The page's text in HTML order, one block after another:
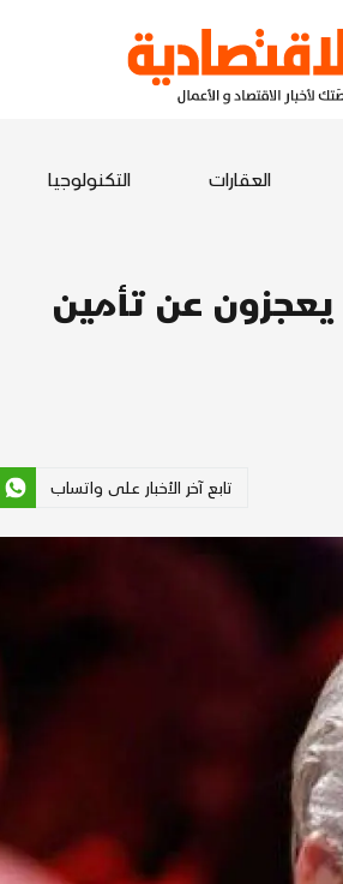
العقارات التكنولوجيا
يعجزون عن تأمين
تابع آخر الأخبار على واتساب